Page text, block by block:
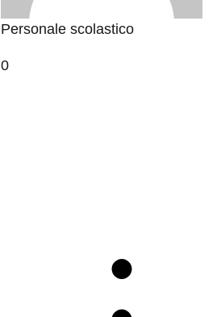
Personale scolastico
0